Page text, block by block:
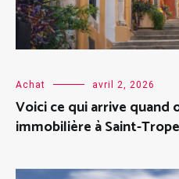
Achat avril 2, 2026
Voici ce qui arrive quand
immobilière à Saint-